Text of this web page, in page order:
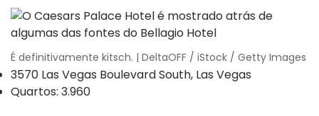
É definitivamente kitsch. | DeltaOFF / iStock / Getty Images
3570 Las Vegas Boulevard South, Las Vegas
Quartos: 3.960